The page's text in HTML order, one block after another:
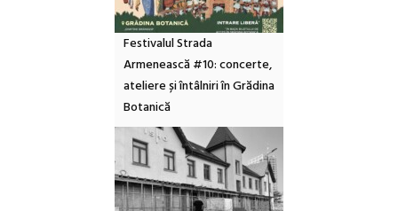
Festivalul Strada
Armenească #10: concerte,
ateliere și întâlniri în Grădina
Botanică